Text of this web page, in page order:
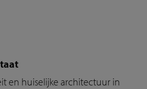
en huiselijke architectuur in